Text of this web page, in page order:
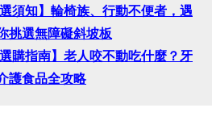
選須知】輪椅族、行動不便者，遇
挑選無障礙斜坡板
選購指南】老人咬不動吃什麼？牙
護食品全攻略